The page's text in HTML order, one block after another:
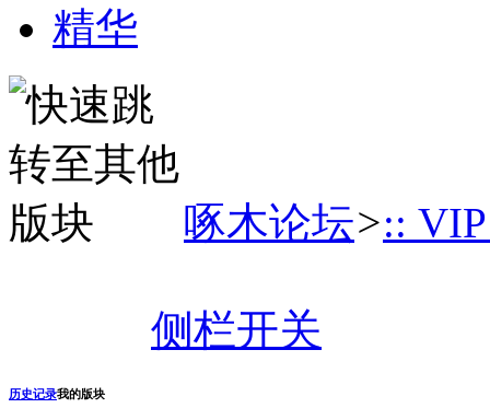
精华
啄木论坛>::
侧栏开关
历史记录我的版块